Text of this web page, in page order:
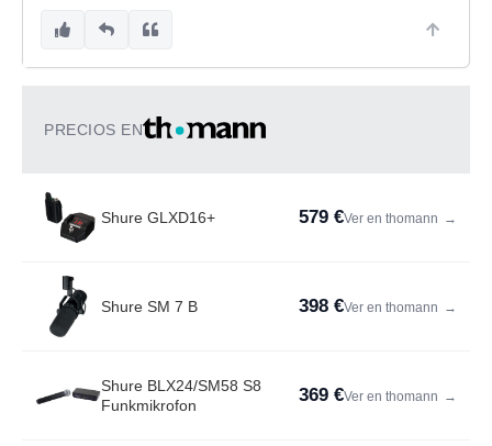
PRECIOS EN
Shure GLXD16+ 579 €Ver en thomann →
Shure SM 7 B 398 €Ver en thomann →
Shure BLX24/SM58 S8
Funkmikrofon
369 €Ver en thomann →